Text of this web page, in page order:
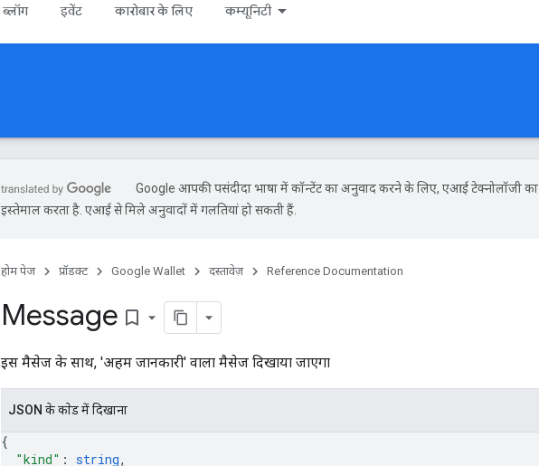
ब्लॉग इवेंट कारोबार के लिए कम्यूनिटी
Google आपकी पसंदीदा भाषा में कॉन्टेंट का अनुवाद करने के लिए, एआई टेक्नोलॉजी का
इस्तेमाल करता है. एआई से मिले अनुवादों में गलतियां हो सकती हैं.
होम पेज प्रॉडक्ट Google Wallet दस्तावेज़ Reference Documentation
Message bookmark_border
इस मैसेज के साथ, 'अहम जानकारी' वाला मैसेज दिखाया जाएगा
JSON के काेड में दिखाना
{
"kind" : string,